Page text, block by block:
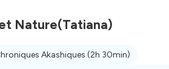
Nature(Tatiana)
Akashiques (2h 30min)